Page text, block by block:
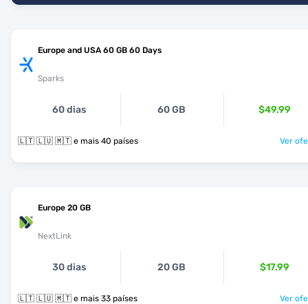
Europe and USA 60 GB 60 Days
Sparks
60 dias 60 GB $49.99
🇱🇹 🇱🇺 🇲🇹 e mais 40 países Ver
Europe 20 GB
NextLink
30 dias 20 GB $17.99
🇱🇹 🇱🇺 🇲🇹 e mais 33 países Ver